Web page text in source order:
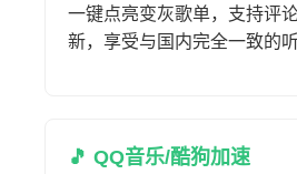
一键点亮变灰歌单，支持评
新，享受与国内完全一致的听
🎵 QQ音乐/酷狗加速